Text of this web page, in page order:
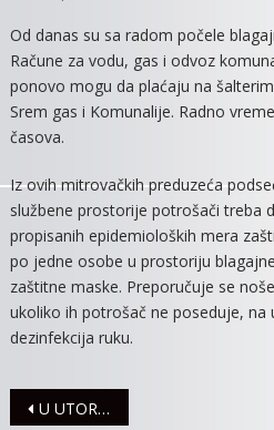
Od danas su sa radom počele
Račune za vodu, gas i odvoz
ponovo mogu da plaćaju na
Srem gas i Komunalije. Radno
časova.
Iz ovih mitrovačkih preduzeća
službene prostorije potrošači treba
propisanih epidemioloških mera
po jedne osobe u prostoriju
zaštitne maske. Preporučuje se
ukoliko ih potrošač ne poseduje, na
dezinfekcija ruku.
Navigacija
U UTORAK, 28.APRILA JOŠ JEDNA AKCIJA DOBROVOLJNOG DAVANJA KRVI